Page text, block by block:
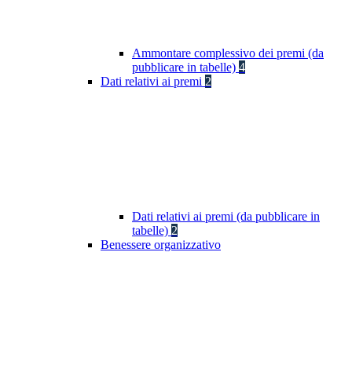
Ammontare complessivo dei premi (da
pubblicare in tabelle) 4
Dati relativi ai premi 2
Dati relativi ai premi (da pubblicare in
tabelle) 2
Benessere organizzativo